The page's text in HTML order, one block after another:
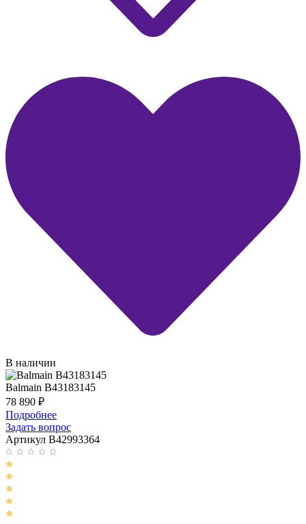
В наличии
Balmain B43183145
78 890 ₽
Подробнее
Задать вопрос
Артикул B42993364